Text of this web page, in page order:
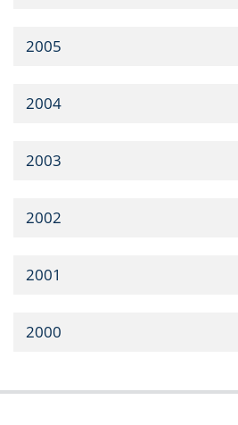
2005
2004
2003
2002
2001
2000